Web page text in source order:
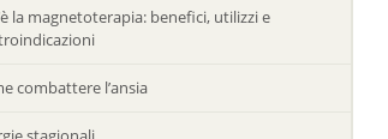
la magnetoterapia: benefici, utilizzi e
combattere l’ansia